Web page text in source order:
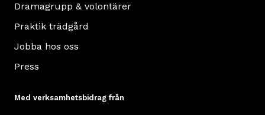
Dramagrupp & volontärer
Praktik trädgård
Jobba hos oss
Press
Med verksamhetsbidrag från